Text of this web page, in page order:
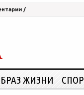
/
ЖИЗНИ